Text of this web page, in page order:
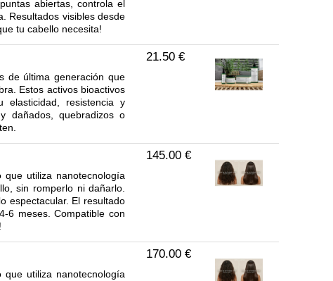
abiertas, controla el
Resultados visibles desde
tu cabello necesita!
de última generación que
Estos activos bioactivos
elasticidad, resistencia y
dañados, quebradizos o
21.50 €
utiliza nanotecnología
sin romperlo ni dañarlo.
espectacular. El resultado
6 meses. Compatible con
145.00 €
utiliza nanotecnología
170.00 €